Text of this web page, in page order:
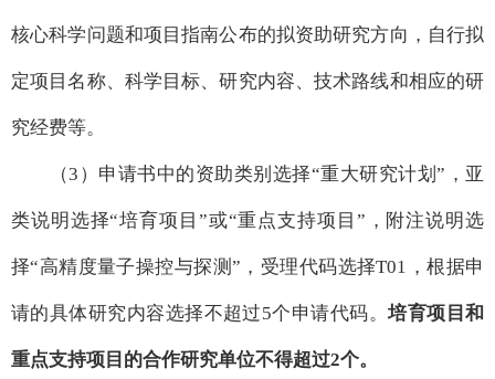
核心科学问题和项目指南公布的拟资助研究方向，自行拟
定项目名称、科学目标、研究内容、技术路线和相应的研
究经费等。
（3）申请书中的资助类别选择“重大研究计划”，亚
类说明选择“培育项目”或“重点支持项目”，附注说明选
择“高精度量子操控与探测”，受理代码选择T01，根据申
请的具体研究内容选择不超过5个申请代码。培育项目和
重点支持项目的合作研究单位不得超过2个。